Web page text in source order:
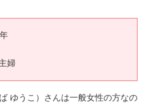
婦
ゆうこ）さんは一般女性の方なの